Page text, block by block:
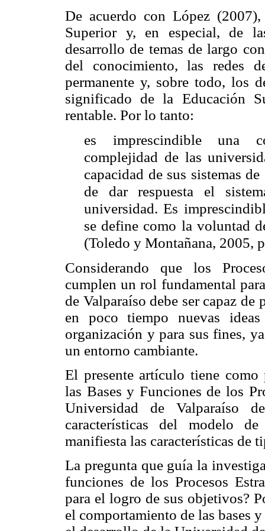
De acuerdo con López
Superior y, en especial, de
desarrollo de temas de largo
del conocimiento, las redes
permanente y, sobre todo, los
significado de la Educación
rentable. Por lo tanto:
es imprescindible una
complejidad de las
capacidad de sus sistemas
de dar respuesta el
universidad. Es
se define como la voluntad
(Toledo y Montañana, 2005,
Considerando que los
cumplen un rol fundamental
de Valparaíso debe ser capaz
en poco tiempo nuevas
organización y para sus fines,
un entorno cambiante.
El presente artículo tiene
las Bases y Funciones de los
Universidad de Valparaíso
características del modelo
manifiesta las características de
La pregunta que guía la
funciones de los Procesos
para el logro de sus objetivos?
el comportamiento de las bases